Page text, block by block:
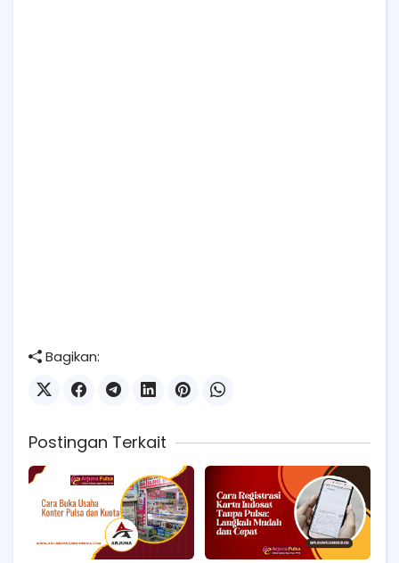
Bagikan:
Postingan Terkait